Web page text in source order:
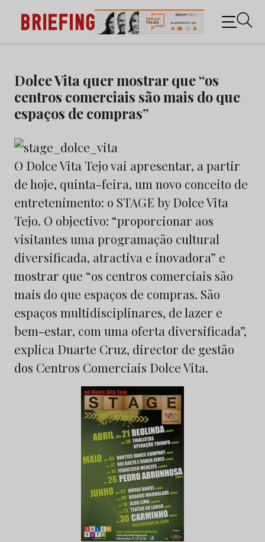
content
Briefing: Todas as notícias sobre os negócios do
Marketing e da Publicidade
Dolce Vita quer mostrar que “os
centros comerciais são mais do que
espaços de compras”
O Dolce Vita Tejo vai apresentar, a partir
de hoje, quinta-feira, um novo conceito de
entretenimento: o STAGE by Dolce Vita
Tejo. O objectivo: “proporcionar aos
visitantes uma programação cultural
diversificada, atractiva e inovadora” e
mostrar que “os centros comerciais são
mais do que espaços de compras. São
espaços multidisciplinares, de lazer e
bem-estar, com uma oferta diversificada”,
explica Duarte Cruz, director de gestão
dos Centros Comerciais Dolce Vita.